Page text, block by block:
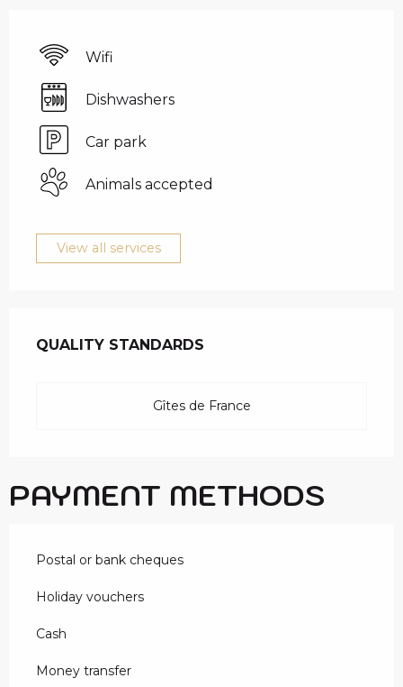
Wifi
Dishwashers
Car park
Animals accepted
View all services
QUALITY STANDARDS
QUALITY STANDARDS
Gîtes de France
PAYMENT METHODS
Postal or bank cheques
Holiday vouchers
Cash
Money transfer